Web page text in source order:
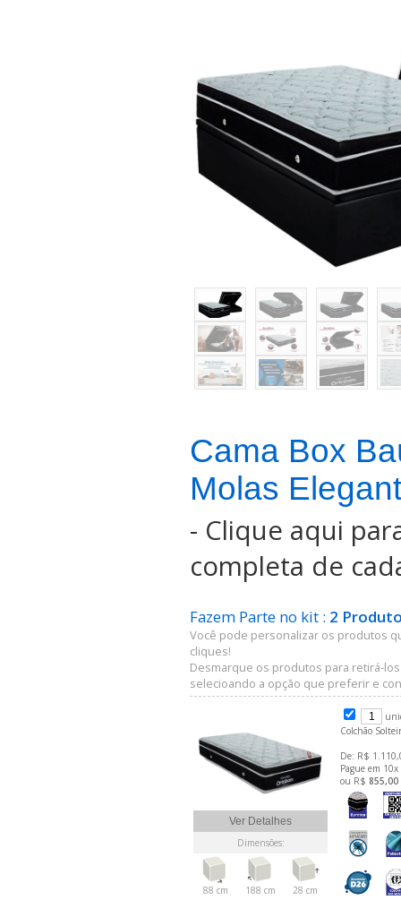
Cama Box
Molas
- Clique aqui
completa de
Fazem Parte no kit : 2
Você pode personalizar os produtos
cliques!
Desmarque os produtos para retirá-
selecioando a opção que preferir e
Ver Detalhes
Dimensões:
88 cm 188 cm 28 cm
Colchão
De: R$
Pague em
ou R$ 855,00